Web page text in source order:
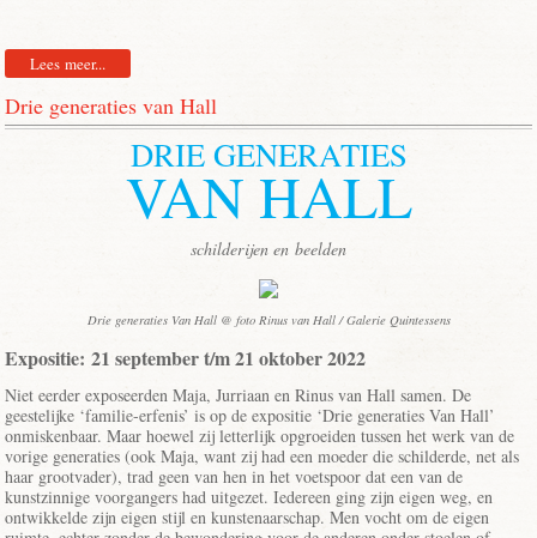
Lees meer...
Drie generaties van Hall
DRIE GENERATIES
VAN HALL
schilderijen en beelden
Drie generaties Van Hall @ foto Rinus van Hall / Galerie Quintessens
Expositie: 21 september t/m 21 oktober 2022
Niet eerder exposeerden Maja, Jurriaan en Rinus van Hall samen. De
geestelijke ‘familie-erfenis’ is op de expositie ‘Drie generaties Van Hall’
onmiskenbaar. Maar hoewel zij letterlijk opgroeiden tussen het werk van de
vorige generaties (ook Maja, want zij had een moeder die schilderde, net als
haar grootvader), trad geen van hen in het voetspoor dat een van de
kunstzinnige voorgangers had uitgezet. Iedereen ging zijn eigen weg, en
ontwikkelde zijn eigen stijl en kunstenaarschap. Men vocht om de eigen